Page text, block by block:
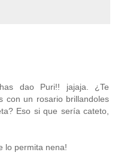
dao Puri!! jajaja. ¿Te
con un rosario brillandoles
Eso si que sería cateto,
lo permita nena!